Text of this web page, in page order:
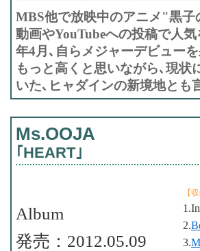
MBS他で放映中のアニメ"黒
動画やYouTubeへの投稿で人
年4月､自らメジャーデビュー
もっと高くと思いながら､現状
いた､ヒャダインの新境地とも
Ms.OOJA
｢HEART｣
【
2.
3.
Album
発売：2012.05.09